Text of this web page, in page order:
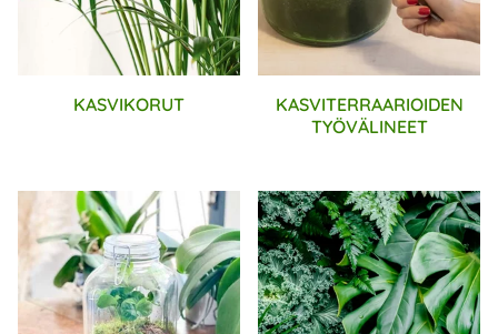
KASVIKORUT
KASVITERRAARIOIDEN
TYÖVÄLINEET